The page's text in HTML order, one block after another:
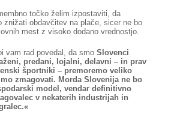
točko želim izpostaviti, da
znižati obdavčitev na plače, sicer ne bo
mest z visoko dodano vrednostjo.
vam rad povedal, da smo Slovenci
predani, lojalni, delavni – in prav
športniki – premoremo veliko
zmagovati. Morda Slovenija ne bo
model, vendar definitivno
v nekaterih industrijah in